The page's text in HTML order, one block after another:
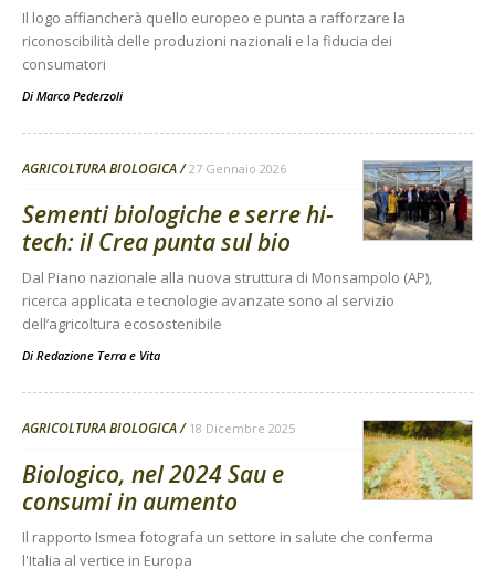
Il logo affiancherà quello europeo e punta a rafforzare la
riconoscibilità delle produzioni nazionali e la fiducia dei
consumatori
Di Marco Pederzoli
AGRICOLTURA BIOLOGICA 27 Gennaio 2026
Sementi biologiche e serre hi-
tech: il Crea punta sul bio
Dal Piano nazionale alla nuova struttura di Monsampolo (AP),
ricerca applicata e tecnologie avanzate sono al servizio
dell’agricoltura ecosostenibile
Di Redazione Terra e Vita
AGRICOLTURA BIOLOGICA 18 Dicembre 2025
Biologico, nel 2024 Sau e
consumi in aumento
Il rapporto Ismea fotografa un settore in salute che conferma
l'Italia al vertice in Europa